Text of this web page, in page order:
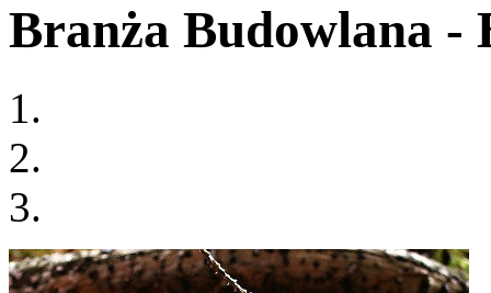
Branża Budowlana -